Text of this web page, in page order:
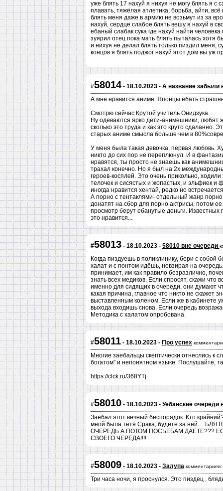
уже блять 17 нахуй я нихуя не могу блять я с
плавать, тяжёлая атлетика, борьба, айти,
блять меня даже в армию не возьмут из за
нахуй, сердце слабое блять вешу я нахуй в
ебаный слабак сука где нахуй найти
зуярил отец пока мать блять пыталась хотя
и нихуя не делал блять только пиздил меня,
концов я блять поджог нахуй этот дом вы уж
#58014- 18.10.2023 - А название забыли
А мне нравится аниме. Японцы ебать
Смотрю сейчас Крутой учитель Онидзука.
Ну одеваются ярко дети-анимешники, любят
сколько это труда и как это круто сдаланно.
старых аниме смысла больше чем в
У меня была такая девочка, первая любовь.
никто до сих пор не переплюнул. И в
нравятся, ты просто не знаешь как
трахал конечно. Но я был на 2х
героев-косплей. Это очень прикольно,
телочек и сисястых и жопастых, и эльфиек
иногда нравится хентай, редко но
А порно с тентаклями- отдельный жанр
донатят на сбор для порно актрисы, потом
просмотр берут ебанутые деньги.
это нравится...
#58013- 18.10.2023 - 58010 вне очереди
Когда пиздуешь в поликлинику, бери с собой
халат и с понтом идёшь, невзирая на
принимает, им как правило безразлично,
знать всех медиков. Если спросят, скажи что
именно для сидящих в очереди, они думают
какая причина, главное что никто не скажет
выставленным коленом. Если же в кабинете
выхода входишь снова. Если очередь
Методика с халатом опробована.
#58011- 18.10.2023 - Про успех
Многие заебальцы скептически отнеслись к
богатом" и непонятном языке. Послушайте,
https://clck.ru/368YTj
#58010- 18.10.2023 - Уебанские очереди
Заебал этот вечный беспорядок. Кто
мной была тётя Срака, будете за ней…
ОЧЕРЕДЬ А ПОТОМ ПОСЬЕБАМ ДАЁТЕ???
СВОЕГО ЧЕРЕДА!!!!
#58009- 18.10.2023 - Залупа комментариев:
Три часа ночи, я проснулся. Это пиздец ,